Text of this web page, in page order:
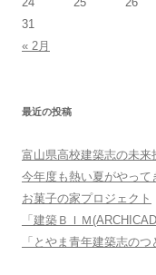
31
« 2月
最近の投稿
富山県高校建築志の未来
今年度も熱い夏がやって
お菓子の家プロジェクト
「建築ＢＩＭ
「とやま青年建築志のつ